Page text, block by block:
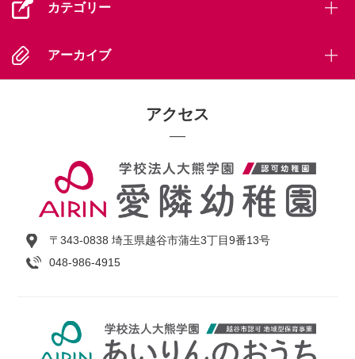
カテゴリー
アーカイブ
アクセス
〒343-0838 埼玉県越谷市蒲生3丁目9番13号
048-986-4915